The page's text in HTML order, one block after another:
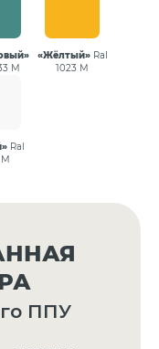
М
«Жёлтый» Ral
1023 М
Ral
М
ППУ